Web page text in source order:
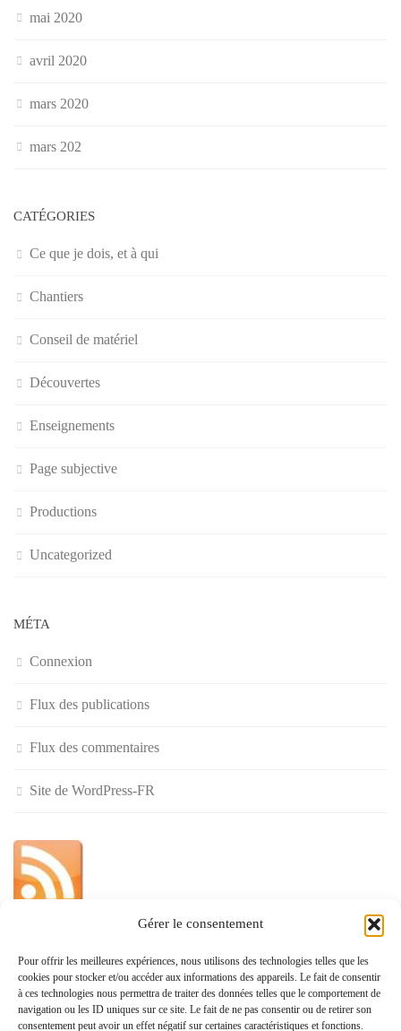
Gérer le consentement
Pour offrir les meilleures expériences, nous utilisons des technologies telles que les
cookies pour stocker et/ou accéder aux informations des appareils. Le fait de consentir
à ces technologies nous permettra de traiter des données telles que le comportement de
navigation ou les ID uniques sur ce site. Le fait de ne pas consentir ou de retirer son
consentement peut avoir un effet négatif sur certaines caractéristiques et fonctions.
mai 2020
avril 2020
mars 2020
mars 202
CATÉGORIES
Ce que je dois, et à qui
Chantiers
Conseil de matériel
Découvertes
Enseignements
Page subjective
Productions
Uncategorized
MÉTA
Connexion
Flux des publications
Flux des commentaires
Site de WordPress-FR
»
Politique de confidentialité